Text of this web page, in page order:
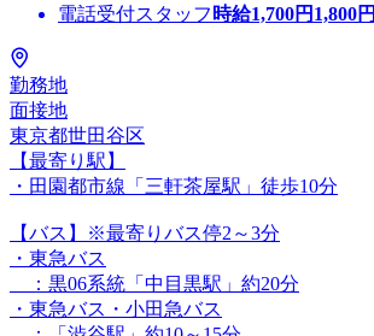
電話受付スタッフ 時給1,700円 1,800円
勤務地
面接地
東京都世田谷区
【最寄り駅】
・田園都市線「三軒茶屋駅」徒歩10分
【バス】※最寄りバス停2～3分
・東急バス
：黒06系統「中目黒駅」約20分
・東急バス・小田急バス